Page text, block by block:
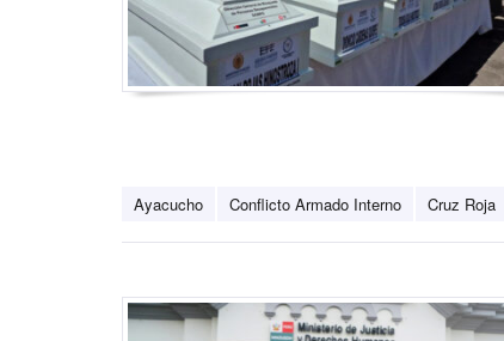
Ayacucho Conflicto Armado Interno Cruz Roja